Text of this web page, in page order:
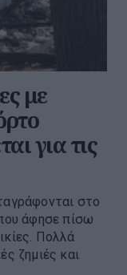
με
για τις
στο
άφησε πίσω
Πολλά
ζημιές και